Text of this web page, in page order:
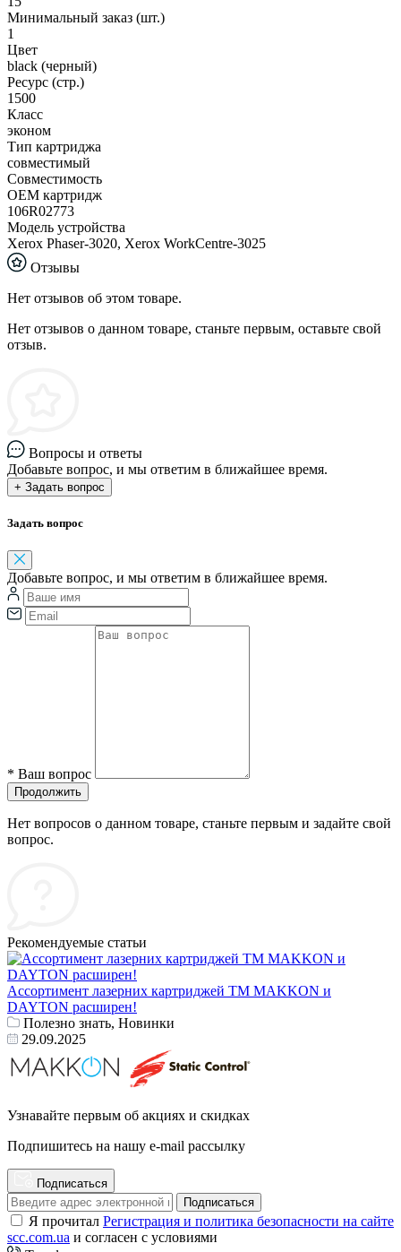
Минимальный заказ (шт.)
1
Цвет
black (черный)
Ресурс (стр.)
1500
Класс
эконом
Тип картриджа
совместимый
Совместимость
ОЕМ картридж
106R02773
Модель устройства
Xerox Phaser-3020, Xerox WorkCentre-3025
Отзывы
Нет отзывов об этом товаре.
Нет отзывов о данном товаре, станьте первым, оставьте свой
отзыв.
Вопросы и ответы
Добавьте вопрос, и мы ответим в ближайшее время.
+ Задать вопрос
Задать вопрос
Добавьте вопрос, и мы ответим в ближайшее время.
* Ваш вопрос
Продолжить
Нет вопросов о данном товаре, станьте первым и задайте свой
вопрос.
Рекомендуемые статьи
Ассортимент лазерних картриджей ТМ MAKKON и
DAYTON расширен!
Полезно знать, Новинки
29.09.2025
Узнавайте первым об акциях и скидках
Подпишитесь на нашу e-mail рассылку
Подписаться
Подписаться
Я прочитал Регистрация и политика безопасности на сайте
scc.com.ua и согласен с условиями